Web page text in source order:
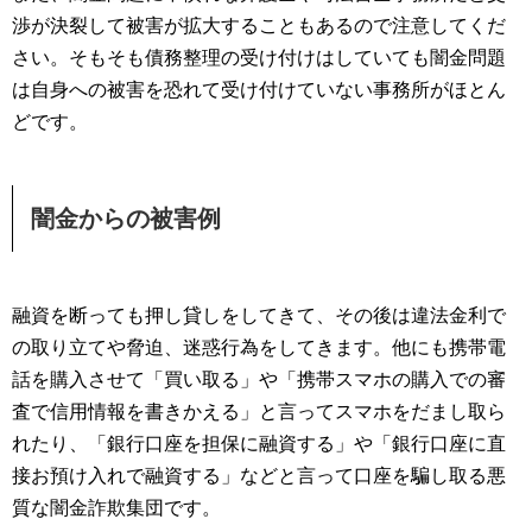
渉が決裂して被害が拡大することもあるので注意してくだ
さい。そもそも債務整理の受け付けはしていても闇金問題
は自身への被害を恐れて受け付けていない事務所がほとん
どです。
闇金からの被害例
融資を断っても押し貸しをしてきて、その後は違法金利で
の取り立てや脅迫、迷惑行為をしてきます。他にも携帯電
話を購入させて「買い取る」や「携帯スマホの購入での審
査で信用情報を書きかえる」と言ってスマホをだまし取ら
れたり、「銀行口座を担保に融資する」や「銀行口座に直
接お預け入れで融資する」などと言って口座を騙し取る悪
質な闇金詐欺集団です。